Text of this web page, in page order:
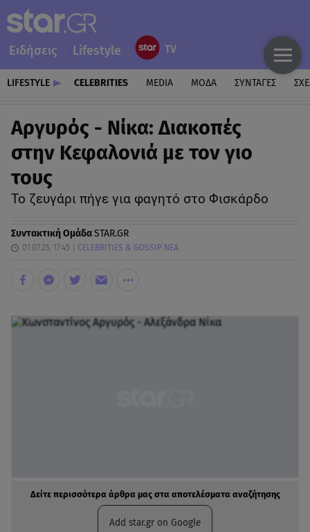
Ειδήσεις Lifestyle
LIFESTYLE CELEBRITIES MEDIA ΜΟΔΑ ΣΥΝΤΑΓΕΣ
Αργυρός - Νίκα: Διακοπές
στην Κεφαλονιά με τον γιο
τους
Το ζευγάρι πήγε για φαγητό στο Φισκάρδο
Συντακτική ΟμάδαSTAR.GR
01.07.25, 17:45 CELEBRITIES & GOSSIP ΝΕΑ
Δείτε περισσότερα άρθρα μας στα αποτελέσματα αναζήτησης
Add star.gr on Google